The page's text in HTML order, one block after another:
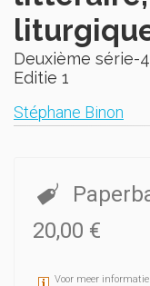
Deuxième série-
Editie 1
Stéphane Binon
20,00 €
Voor meer